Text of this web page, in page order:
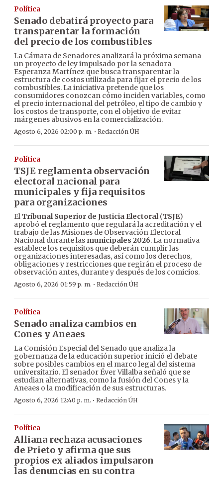
Política
Senado debatirá proyecto para
transparentar la formación
del precio de los combustibles
La Cámara de Senadores analizará la próxima semana
un proyecto de ley impulsado por la senadora
Esperanza Martínez que busca transparentar la
estructura de costos utilizada para fijar el precio de los
combustibles. La iniciativa pretende que los
consumidores conozcan cómo inciden variables, como
el precio internacional del petróleo, el tipo de cambio y
los costos de transporte, con el objetivo de evitar
márgenes abusivos en la comercialización.
Agosto 6, 2026 02:00 p. m. · Redacción ÚH
Política
TSJE reglamenta observación
electoral nacional para
municipales y fija requisitos
para organizaciones
ElTribunal Superior de Justicia Electoral(TSJE)
aprobó el reglamento que regulará la acreditación y el
trabajo de las Misiones de Observación Electoral
Nacional durante las municipales 2026. La normativa
establece los requisitos que deberán cumplir las
organizaciones interesadas, así como los derechos,
obligaciones y restricciones que regirán el proceso de
observación antes, durante y después de los comicios.
Agosto 6, 2026 01:59 p. m. · Redacción ÚH
Política
Senado analiza cambios en
Cones y Aneaes
La Comisión Especial del Senado que analiza la
gobernanza de la educación superior inició el debate
sobre posibles cambios en el marco legal del sistema
universitario. El senador Éver Villalba señaló que se
estudian alternativas, como la fusión del Cones y la
Aneaes o la modificación de sus estructuras.
Agosto 6, 2026 12:40 p. m. · Redacción ÚH
Política
Alliana rechaza acusaciones
de Prieto y afirma que sus
propios ex aliados impulsaron
las denuncias en su contra